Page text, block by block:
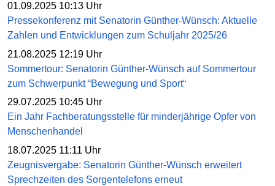
01.09.2025 10:13 Uhr
Pressekonferenz mit Senatorin Günther-Wünsch: Aktuelle
Zahlen und Entwicklungen zum Schuljahr 2025/26
21.08.2025 12:19 Uhr
Sommertour: Senatorin Günther-Wünsch auf Sommertour
zum Schwerpunkt “Bewegung und Sport“
29.07.2025 10:45 Uhr
Ein Jahr Fachberatungsstelle für minderjährige Opfer von
Menschenhandel
18.07.2025 11:11 Uhr
Zeugnisvergabe: Senatorin Günther-Wünsch erweitert
Sprechzeiten des Sorgentelefons erneut